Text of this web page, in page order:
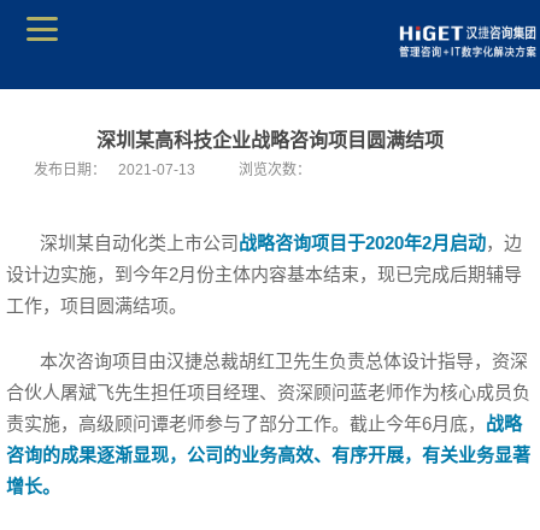
深圳某高科技企业战略咨询项目圆满结项
发布日期： 2021-07-13 浏览次数：
深圳某自动化类上市公司战略咨询项目于2020年2月启动，边
设计边实施，到今年2月份主体内容基本结束，现已完成后期辅导
工作，项目圆满结项。
本次咨询项目由汉捷总裁胡红卫先生负责总体设计指导，资深
合伙人屠斌飞先生担任项目经理、资深顾问蓝老师作为核心成员负
责实施，高级顾问谭老师参与了部分工作。截止今年6月底， 战略
咨询的成果逐渐显现，公司的业务高效、有序开展，有关业务显著
增长。